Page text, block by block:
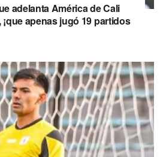
adelanta América de Cali
apenas jugó 19 partidos